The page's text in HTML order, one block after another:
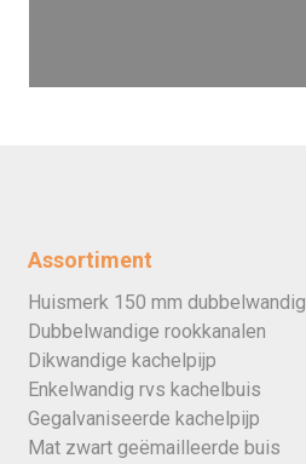
Assortiment
Huismerk 150 mm dubbelwandig
Dubbelwandige rookkanalen
Dikwandige kachelpijp
Enkelwandig rvs kachelbuis
Gegalvaniseerde kachelpijp
Mat zwart geëmailleerde buis